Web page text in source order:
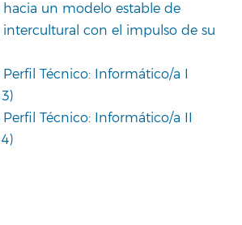
hacia un modelo estable de
con el impulso de su
Técnico: Informático/a I
Técnico: Informático/a II